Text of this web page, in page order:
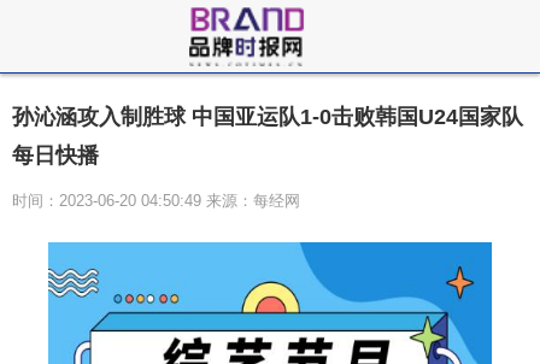
孙沁涵攻入制胜球 中国亚运队1-0击败韩国U24国家队
每日快播
时间：2023-06-20 04:50:49 来源：每经网